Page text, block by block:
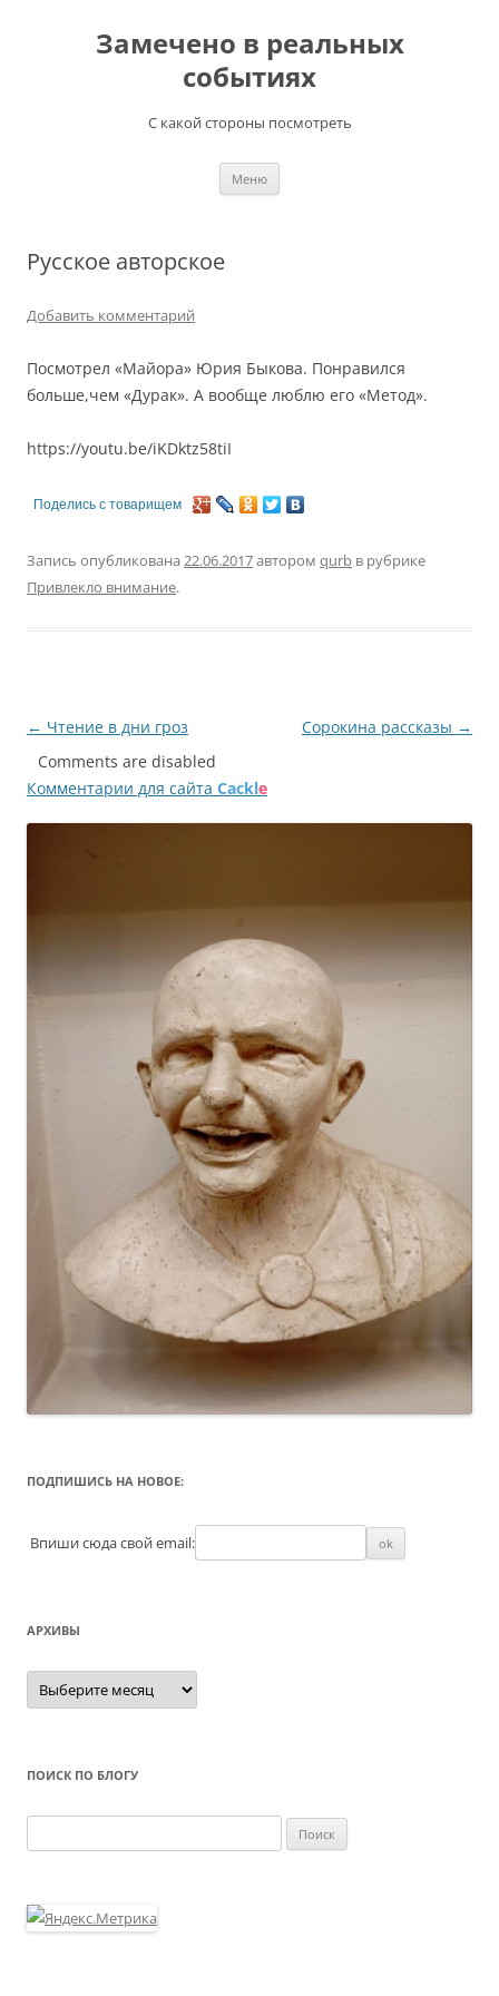
содержимомуЗамечено в реальных
событиях
С какой стороны посмотреть
Меню
Русское авторское
Добавить комментарий
Посмотрел «Майора» Юрия Быкова. Понравился
больше,чем «Дурак». А вообще люблю его «Метод».
https://youtu.be/iKDktz58tiI
Поделись с товарищем
Запись опубликована 22.06.2017автором qurb в рубрике
Привлекло внимание.
Навигация
по
записям
← Чтение в дни гроз Сорокина рассказы →
Comments are disabled
Комментарии для сайта Cackle
ПОДПИШИСЬ НА НОВОЕ:
Впиши сюда свой email:
АРХИВЫ
Архивы
ПОИСК ПО БЛОГУ